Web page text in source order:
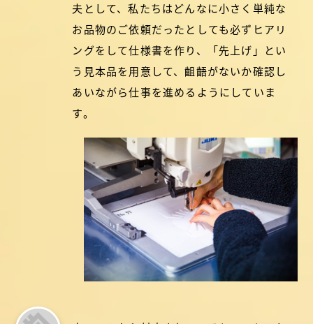
夫として、私たちはどんなに小さく単純な
お品物のご依頼だったとしても必ずヒアリ
ングをして仕様書を作り、「先上げ」とい
う見本品を用意して、齟齬がないか確認し
あいながら仕事を進めるようにしていま
す。